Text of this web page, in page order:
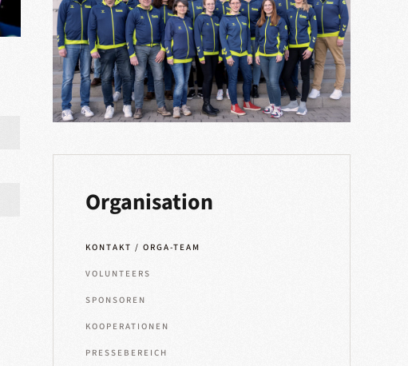
Organisation
KONTAKT / ORGA-TEAM
VOLUNTEERS
SPONSOREN
KOOPERATIONEN
PRESSEBEREICH